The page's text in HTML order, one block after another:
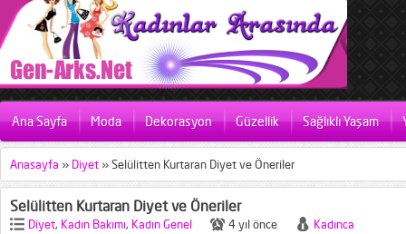
Ana Sayfa Moda Dekorasyon Güzellik Sağlıklı Yaşam
Anasayfa » Diyet »Selülitten Kurtaran Diyet ve Öneriler
Selülitten Kurtaran Diyet ve Öneriler
Diyet, Kadın Bakımı, Kadın Genel 4 yıl önce
Kadınca